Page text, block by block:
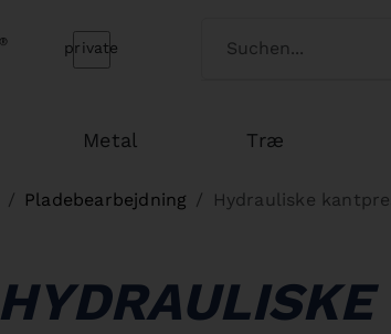
Bernardo Home Switch customertype
private
Metal Træ
Pladebearbejdning Hydrauliske